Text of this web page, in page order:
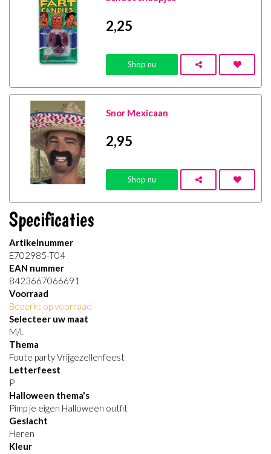
2,25
Shop nu
Snor Mexicaan
2,95
Shop nu
Specificaties
Artikelnummer
E702985-T04
EAN nummer
8423667066691
Voorraad
Beperkt op voorraad
Selecteer uw maat
M/L
Thema
Foute party Vrijgezellenfeest
Letterfeest
P
Halloween thema's
Pimp je eigen Halloween outfit
Geslacht
Heren
Kleur